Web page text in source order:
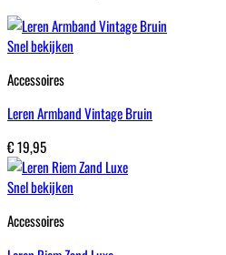
Snel bekijken
Accessoires
Leren Armband Vintage Bruin
€19,95
Snel bekijken
Accessoires